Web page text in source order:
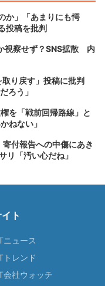
か」「あまりにも愕
投稿を批判
視察せず？SNS拡散 内
取り戻す」投稿に批判
ろう」
を「戦前回帰路線」と
ねない」
付報告への中傷にあき
リ「汚い心だね」
ト
ニュース
トレンド
会社ウォッチ